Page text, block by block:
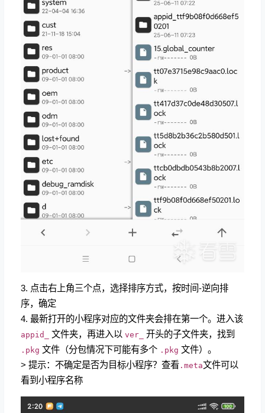
3. 点击右上角三个点，选择排序方式，按时间-逆向排
序，确定
4. 最新打开的小程序对应的文件夹会排在第一个。进入该
appid_ 文件夹，再进入以 ver_ 开头的子文件夹，找到
.pkg 文件（分包情况下可能有多个 .pkg 文件）。
> 提示：不确定是否为目标小程序？查看.meta文件可以
看到小程序名称